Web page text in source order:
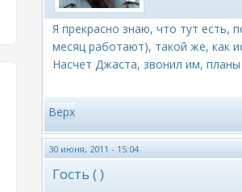
Я прекрасно знаю, что тут есть,
месяц работают), такой же, как
Насчет Джаста, звонил им,
Верх
30 июня, 2011 - 15:04
Гость ( )